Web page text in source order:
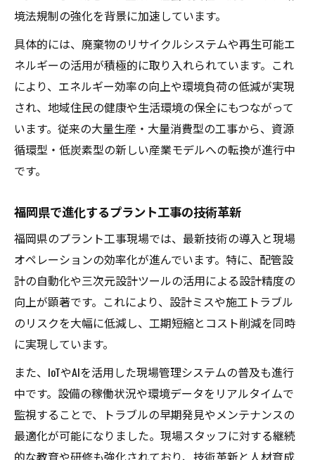
境法規制の強化を背景に加速しています。
具体的には、廃棄物のリサイクルシステムや再生可能エ
ネルギーの活用が積極的に取り入れられています。これ
により、エネルギー効率の向上や環境負荷の低減が実現
され、地域住民の健康や生活環境の保全にもつながって
います。従来の大量生産・大量消費型の工事から、資源
循環型・低炭素型の新しい産業モデルへの転換が進行中
です。
福岡県で進化するプラント工事の技術革新
福岡県のプラント工事現場では、最新技術の導入と現場
オペレーションの効率化が進んでいます。特に、配管設
計の自動化や三次元設計ツールの活用による設計精度の
向上が顕著です。これにより、設計ミスや施工トラブル
のリスクを大幅に低減し、工期短縮とコスト削減を同時
に実現しています。
また、IoTやAIを活用した現場管理システムの普及も進行
中です。設備の稼働状況や環境データをリアルタイムで
監視することで、トラブルの早期発見やメンテナンスの
最適化が可能になりました。現場スタッフに対する継続
的な教育や研修も強化されており、技術革新と人材育成